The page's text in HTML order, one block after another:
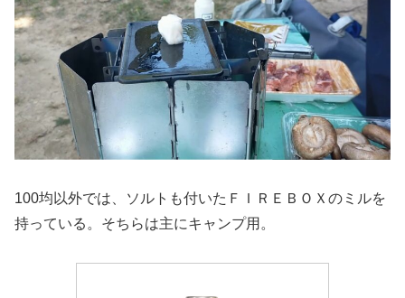
100均以外では、ソルトも付いたＦＩＲＥＢＯＸのミルを
持っている。そちらは主にキャンプ用。